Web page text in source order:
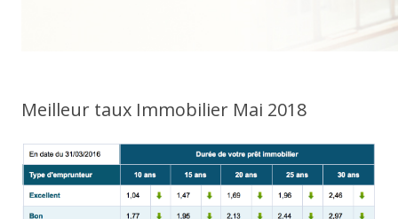
Meilleur taux Immobilier Mai 2018